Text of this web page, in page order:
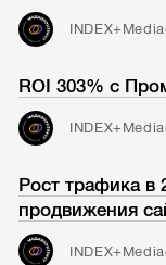
ROI 303% с
Рост трафика в
продвижения